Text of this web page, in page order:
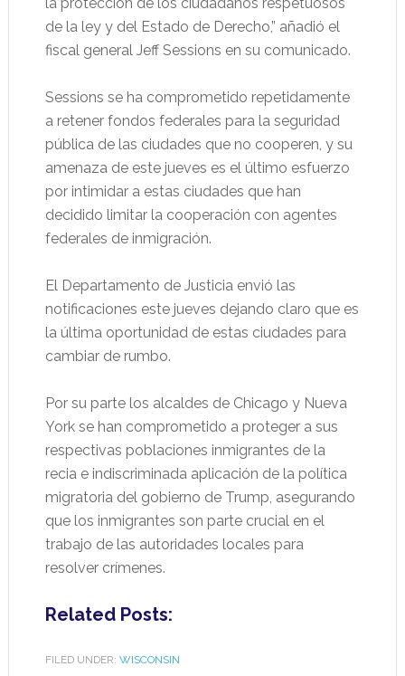
de la ley y del Estado de Derecho,” añadió el
fiscal general Jeff Sessions en su comunicado.
Sessions se ha comprometido repetidamente
a retener fondos federales para la seguridad
pública de las ciudades que no cooperen, y su
amenaza de este jueves es el último esfuerzo
por intimidar a estas ciudades que han
decidido limitar la cooperación con agentes
federales de inmigración.
El Departamento de Justicia envió las
notificaciones este jueves dejando claro que es
la última oportunidad de estas ciudades para
cambiar de rumbo.
Por su parte los alcaldes de Chicago y Nueva
York se han comprometido a proteger a sus
respectivas poblaciones inmigrantes de la
recia e indiscriminada aplicación de la política
migratoria del gobierno de Trump, asegurando
que los inmigrantes son parte crucial en el
trabajo de las autoridades locales para
resolver crímenes.
Related Posts:
FILED UNDER: WISCONSIN